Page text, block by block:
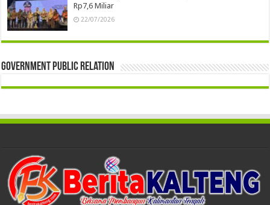
Rp7,6 Miliar
22/07/2026
Government Public Relation